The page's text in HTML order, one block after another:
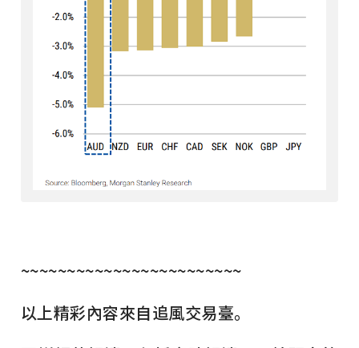
~~~~~~~~~~~~~~~~~~~~~~~~
以上精彩內容來自追風交易臺。